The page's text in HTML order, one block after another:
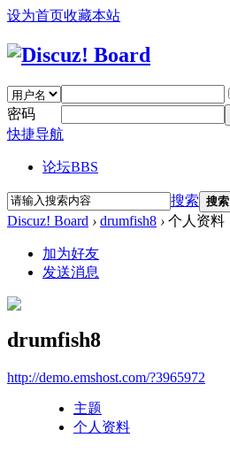
设为首页收藏本站
密码
快捷导航
论坛BBS
搜索 搜索
Discuz! Board › drumfish8 › 个人资料
加为好友
发送消息
drumfish8
http://demo.emshost.com/?3965972
主题
个人资料